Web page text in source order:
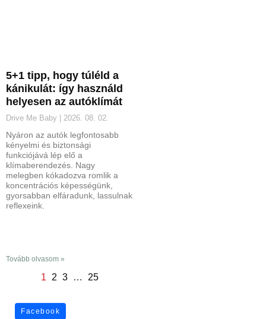
5+1 tipp, hogy túléld a
kánikulát: így használd
helyesen az autóklímát
Drive Me Baby 2026. 08. 02.
Nyáron az autók legfontosabb
kényelmi és biztonsági
funkciójává lép elő a
klímaberendezés. Nagy
melegben kókadozva romlik a
koncentrációs képességünk,
gyorsabban elfáradunk, lassulnak
reflexeink.
Tovább olvasom »
1 2 3 … 25
Facebook